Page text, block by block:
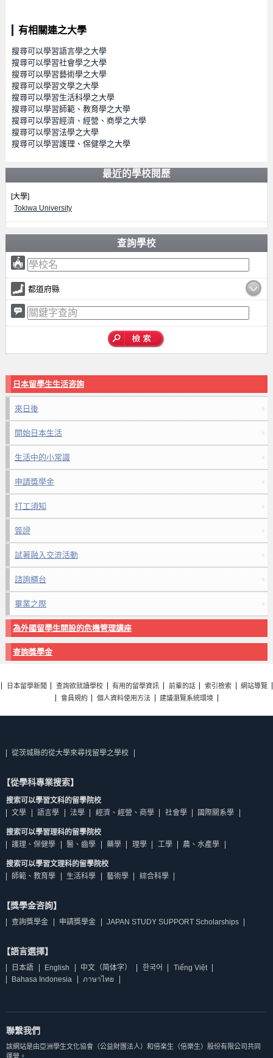
有相關連之大學
搜尋可以學習語言學之大學
搜尋可以學習社會學之大學
搜尋可以學習藝術學之大學
搜尋可以學習文學之大學
搜尋可以學習生活科學之大學
搜尋可以學習師範、教育學之大學
搜尋可以學習經濟、經營、商學之大學
搜尋可以學習法學之大學
搜尋可以學習護理、保健學之大學
最近的學校閱歷
[大學]
Tokiwa University
查詢學校
都道府縣
日本留學生生活咨詢
來日後
開始日本生活
生活中的小常識
申請獎學金
打工須知
簽證
試著融入交流活動
諮詢櫃台
畢業之際
為外國留學生開設的危機管理講座
查詢獎學金
日本留學新聞 查詢欲就讀學校 有用的留學資訊 前輩的話 索引檢索
網站導覽
會員規約
個人資料使用方法 建議瀏覽系統環境
從茨城縣的從大學來尋找留學之學校
【從學科專業搜索】
搜索可以學習文科的留學院校
文學
語言學 法學 經濟、經營、商學 社會學 國際關系學
搜索可以學習理科的留學院校
護理、保健學
醫、齒學 藥學 理學 工學 農、水產學
搜索可以學習文理科的留學院校
師範、教育學
生活科學 藝術學 綜合科學
【獎學金咨詢】
查詢獎學金 申請獎學金 JAPAN STUDY SUPPORT Scholarships
【語言選擇】
日本語 English 中文（简体字） 한국어
Tiếng Việt
Bahasa Indonesia
ภาษาไทย
聯繫我們
該網站是由亞洲學生文化協會（公益財團法人）和倍楽生（倍樂生）股份有限公司共同
運營。